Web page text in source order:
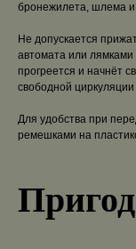
бронежилета, шлема
Не допускается
автомата или
прогреется и начнёт
свободной
Для удобства при
ремешками на